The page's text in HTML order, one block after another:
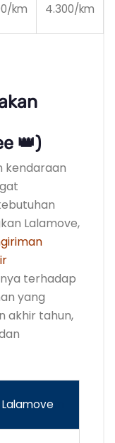
km
4.300/km
👑)
kendaraan
Lalamove,
terhadap
yang
akhir tahun,
Lalamove